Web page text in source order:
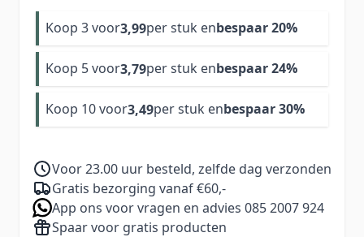
Koop 3 voor3,99per stuk enbespaar20%
Koop 5 voor3,79per stuk enbespaar24%
Koop 10 voor3,49per stuk enbespaar30%
Voor 23.00 uur besteld, zelfde dag verzonden
Gratis bezorging vanaf €60,-
App ons voor vragen en advies 085 2007 924
Spaar voor gratis producten